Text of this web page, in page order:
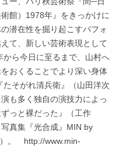
館）1978年』をきっかけに
潜在性を掘り起こすパフォ
て、新しい芸術表現として
ら今日に至るまで、山村へ
おくることでより深い身体
そがれ清兵衛』（山田洋次
も多く独自の演技力によっ
っと裸だった』（工作
真集『光合成』MIN by
）。 http://www.min-